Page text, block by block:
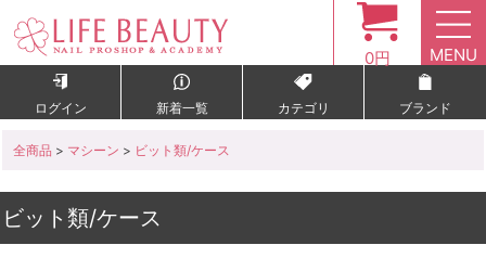
0円 MENU
ログイン 新着一覧 カテゴリ ブランド
全商品 > マシーン > ビット類/ケース
ビット類/ケース